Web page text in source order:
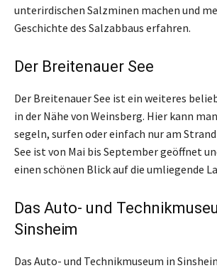
unterirdischen Salzminen machen und
Geschichte des Salzabbaus erfahren.
Der Breitenauer See
Der Breitenauer See ist ein weiteres
in der Nähe von Weinsberg. Hier kann
segeln, surfen oder einfach nur am
See ist von Mai bis September geöffnet
einen schönen Blick auf die umliegende
Das Auto- und
Sinsheim
Das Auto- und Technikmuseum in